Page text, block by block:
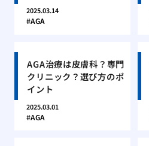
2025.03.14
AGA
AGA治療は皮膚科？専門
クリニック？選び方のポ
イント
2025.03.01
AGA